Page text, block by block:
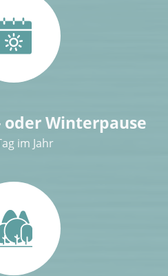
Winterpause
im Jahr